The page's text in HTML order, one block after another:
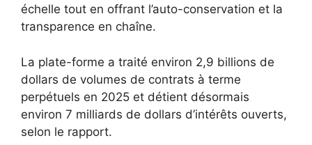
échelle tout en offrant l’auto-conservation et la
transparence en chaîne.
La plate-forme a traité environ 2,9 billions de
dollars de volumes de contrats à terme
perpétuels en 2025 et détient désormais
environ 7 milliards de dollars d’intérêts ouverts,
selon le rapport.